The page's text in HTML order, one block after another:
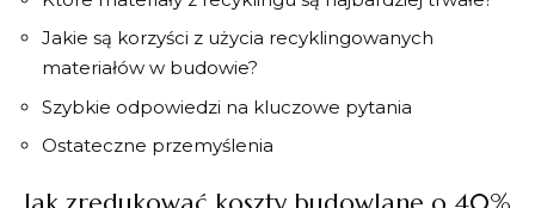
Jakie ​są korzyści ‍z użycia recyklingowanych
⁢materiałów w ⁢budowie?
Szybkie odpowiedzi na ‌kluczowe pytania
Ostateczne przemyślenia